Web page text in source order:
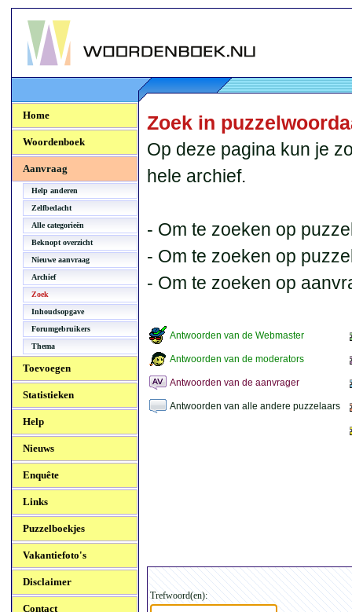
Woordenboek.NU
Home
Woordenboek
Aanvraag
Help anderen
Zelfbedacht
Alle categorieën
Beknopt overzicht
Nieuwe aanvraag
Archief
Zoek
Inhoudsopgave
Forumgebruikers
Thema
Toevoegen
Statistieken
Help
Nieuws
Enquête
Links
Puzzelboekjes
Vakantiefoto's
Disclaimer
Contact
Zoek in
Op deze pagina kun je
hele archief.
- Om te zoeken op
- Om te zoeken op
- Om te zoeken op
Antwoorden van de Webmaster
Antwoorden van de moderators
Antwoorden van de aanvrager
Antwoorden van alle andere puzzelaars
Trefwoord(en):